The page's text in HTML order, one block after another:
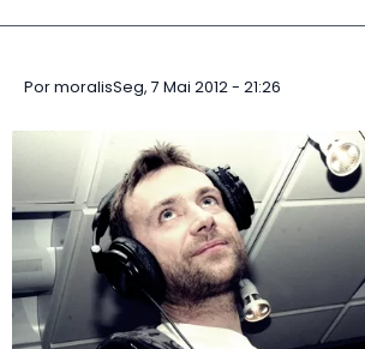
PormoralisSeg, 7 Mai 2012 - 21:26